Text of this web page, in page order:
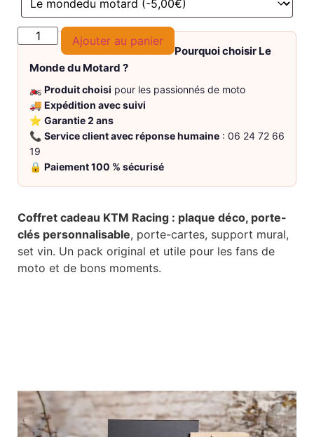
Ajouter au panier
Pourquoi choisir Le
Monde du Motard ?
🏍️ Produit choisi pour les passionnés de moto
🚚 Expédition avec suivi
⭐ Garantie 2 ans
📞 Service client avec réponse humaine : 06 24 72 66
19
🔒 Paiement 100 % sécurisé
Coffret cadeau KTM Racing : plaque déco, porte-
clés personnalisable, porte-cartes, support mural,
set vin. Un pack original et utile pour les fans de
moto et de bons moments.